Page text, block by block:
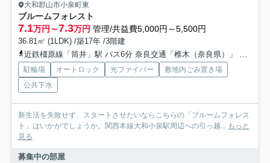
大和郡山市小泉町東
ブルームフォレスト
7.1万円～7.3万円 管理/共益費5,000円～5,500円
36.81㎡ (1LDK) /築17年 /3階建
近鉄橿原線「筒井」駅 バス6分 奈良交通「椎木（奈良県）」 停歩3分
駐輪場 オートロック 光ファイバー
敷地内ごみ置き場
公共下水
新生活を失敗せず、スタートさせたいならこちらの「ブルームフォレス
ト」はいかがでしょうか。関西本線大和小泉駅周辺への引っ越... もっと
見る
募集中の部屋